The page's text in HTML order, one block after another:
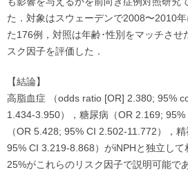
た．対象はスウェーデンで2008〜2010
た176例，対照は年齢･性別をマッチさせ
スク因子を評価した．
【結論】
高脂血症 （odds ratio [OR] 2.380; 95%
1.434-3.950），糖尿病（OR 2.169;
（OR 5.428; 95% CI 2.502-11.772），
95% CI 3.219-8.868）がiNPHと独立して
25%がこれらのリスク因子で説明可能で